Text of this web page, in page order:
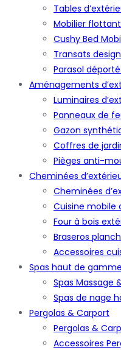
Tables
Mobilier flottant
Cushy Bed
Transats
Parasol
Aménagements
Luminaires
Panneaux de
Gazon
Coffres de
Pièges anti-
Cheminées
Cheminées
Cuisine mobile
Four à bois
Braseros
Accessoires
Spas haut de gamme
Spas Massage
Spas de nage
Pergolas & Carport
Pergolas &
Accessoires